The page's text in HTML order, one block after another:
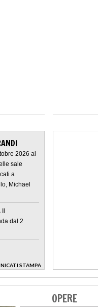
2026 al
sale
a
Michael
Il
dal 2
STAMPA
OPERE